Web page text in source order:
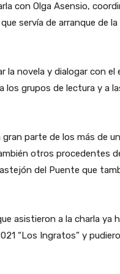
con Olga Asensio,
servía de arranque de
novela y dialogar con el
los grupos de lectura y a
parte de los más de
otros procedentes
del Puente que
asistieron a la charla ya
“Los Ingratos” y